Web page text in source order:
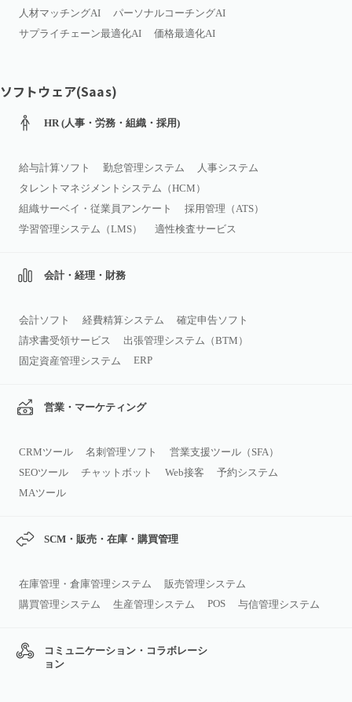
人材マッチングAI
パーソナルコーチングAI
サプライチェーン最適化AI
価格最適化AI
ソフトウェア(Saas)
HR (人事・労務・組織・採用)
給与計算ソフト 勤怠管理システム
人事システム
タレントマネジメントシステム（HCM）
組織サーベイ・従業員アンケート
採用管理（ATS）
学習管理システム（LMS）
適性検査サービス
会計・経理・財務
会計ソフト 経費精算システム
確定申告ソフト
請求書受領サービス
出張管理システム（BTM）
固定資産管理システム
ERP
営業・マーケティング
CRMツール 名刺管理ソフト
営業支援ツール（SFA）
SEOツール
チャットボット Web接客
予約システム
MAツール
SCM・販売・在庫・購買管理
在庫管理・倉庫管理システム
販売管理システム
購買管理システム
生産管理システム POS 与信管理システム
コミュニケーション・コラボレーシ
ョン